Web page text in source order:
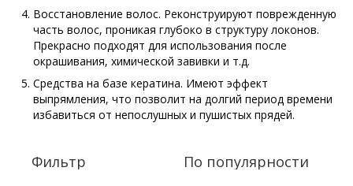
Восстановление волос. Реконструируют поврежденную
часть волос, проникая глубоко в структуру локонов.
Прекрасно подходят для использования после
окрашивания, химической завивки и т.д.
Средства на базе кератина. Имеют эффект
выпрямления, что позволит на долгий период времени
избавиться от непослушных и пушистых прядей.
Фильтр По популярности